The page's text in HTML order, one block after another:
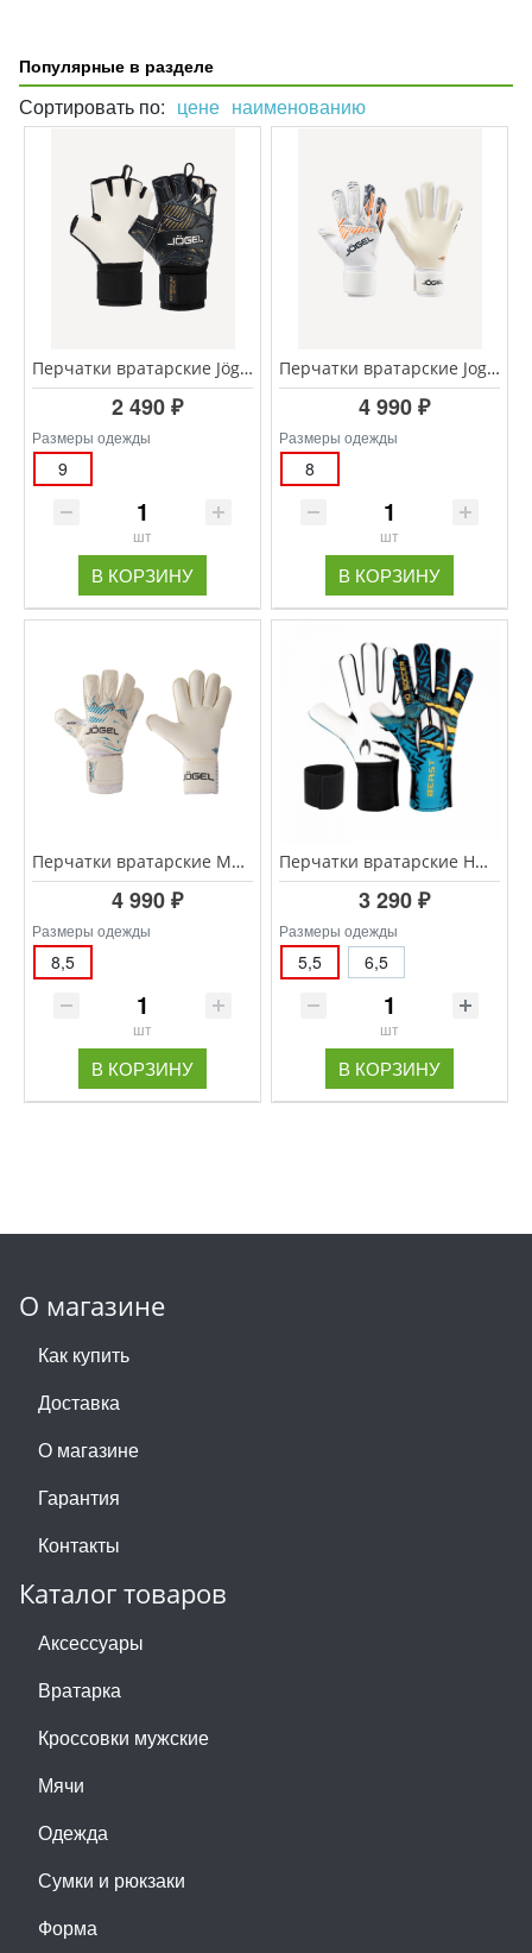
Популярные в разделе
Сортировать по: цене наименованию
Перчатки вратарские Jögel MAGNUM Sala SL3
2 490 ₽
Размеры одежды
9
шт
В КОРЗИНУ
Перчатки вратарские Jogel MAGNUM SL4 Negative, белый
4 990 ₽
Размеры одежды
8
шт
В КОРЗИНУ
Перчатки вратарские MAGNUM Perfomance EL4 Roll, белый
4 990 ₽
Размеры одежды
8,5
шт
В КОРЗИНУ
Перчатки вратарские HO SOCCER BEAST PLUS HAZARD GREEN арт.052.0281
3 290 ₽
Размеры одежды
5,5 6,5
шт
В КОРЗИНУ
О магазине
Как купить
Доставка
О магазине
Гарантия
Контакты
Каталог товаров
Аксессуары
Вратарка
Кроссовки мужские
Мячи
Одежда
Сумки и рюкзаки
Форма